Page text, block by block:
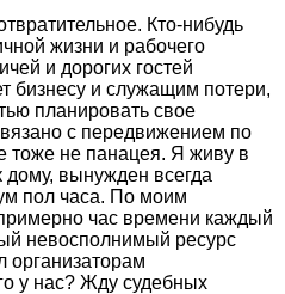
Кто-нибудь
жизни и рабочего
и дорогих гостей
бизнесу и служащим потери,
планировать свое
с передвижением по
тоже не панацея. Я живу в
дому, вынужден всегда
пол часа. По моим
час времени каждый
невосполнимый ресурс
организаторам
у нас? Жду судебных